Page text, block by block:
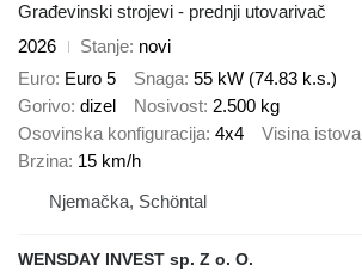
Građevinski strojevi - prednji utovarivač
2026
Stanje novi
Euro Euro 5 Snaga 55 kW (74.83 k.s.)
Gorivo dizel Nosivost 2.500 kg
Osovinska konfiguracija 4x4 Visina
Brzina 15 km/h
Njemačka, Schöntal
WENSDAY INVEST sp. Z o. O.